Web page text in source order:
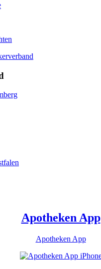
Apotheken App
Apotheken App